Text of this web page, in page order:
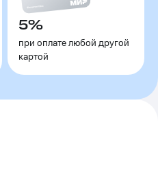
5%
при оплате любой другой
картой